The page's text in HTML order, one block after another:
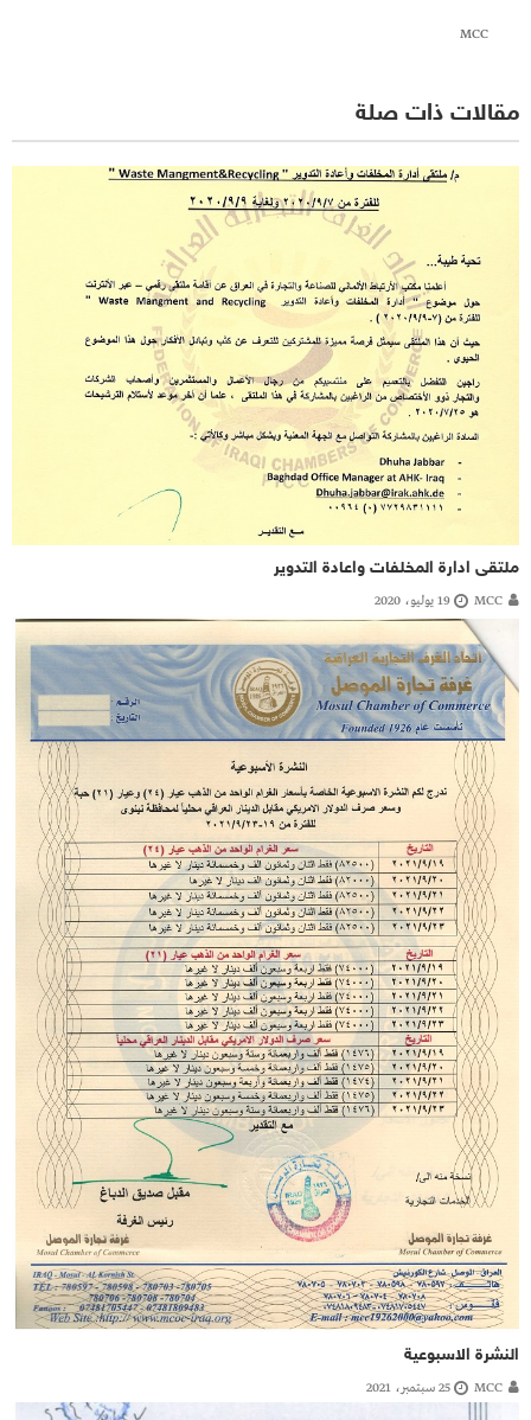
MCC
مقالات ذات صلة
ملتقى ادارة المخلفات واعادة التدوير
MCC 19 يوليو، 2020
النشرة الاسبوعية
MCC 25 سبتمبر، 2021